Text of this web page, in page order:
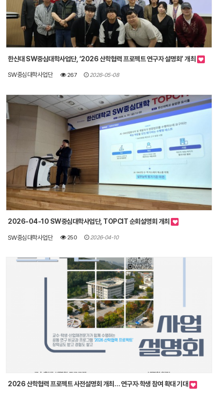
한신대 SW중심대학사업단, ‘2026 산학협력 프로젝트 연구자 설명회’ 개최
SW중심대학사업단 267 2026-05-08
2026-04-10 SW중심대학사업단, TOPCIT 순회설명회 개최
SW중심대학사업단 250 2026-04-10
2026 산학협력 프로젝트 사전설명회 개최… 연구자·학생 참여 확대 기대